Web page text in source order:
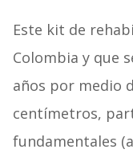
Este kit de
Colombia y que
años por medio
centímetros,
fundamentales